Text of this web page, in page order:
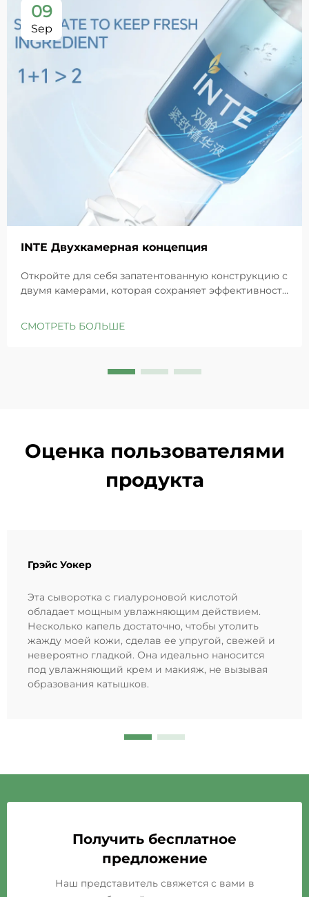
09
Sep
INTE Двухкамерная концепция
Откройте для себя запатентованную конструкцию с
двумя камерами, которая сохраняет эффективность
восстанавливает барьеры чувствительной кожи.
СМОТРЕТЬ БОЛЬШЕ
Оценка пользователями
продукта
Грэйс Уокер
Эта сыворотка с гиалуроновой кислотой
обладает мощным увлажняющим действием.
Несколько капель достаточно, чтобы утолить
жажду моей кожи, сделав ее упругой, свежей и
невероятно гладкой. Она идеально наносится
под увлажняющий крем и макияж, не вызывая
образования катышков.
Получить бесплатное
предложение
Наш представитель свяжется с вами в